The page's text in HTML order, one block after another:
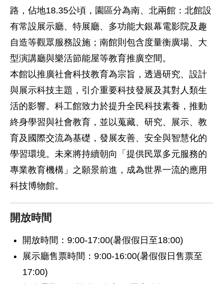
路，佔地18.35公頃，園區分為南、北兩館：北館設
有常設展示廳、特展廳、多功能大銀幕電影院及趣
自造等觀眾服務設施；南館則包含度量衡廣場、大
型演講廳與樂活節能屋等教育推廣空間。
本館以推廣社會科技教育為宗旨，透過研究、設計
與展示科技主題，引介重要科技發展及其對人類生
活的影響。科工館致力於提升全民科技素養，推動
終身學習與社會教育，並以蒐藏、研究、展示、教
育及國際交流為基礎，發展友善、安全與智慧化的
學習環境。未來將持續朝向「提供民眾多元服務的
專業教育機構」之願景前進，成為世界一流的應用
科技博物館。
開放時間
開放時間：9:00-17:00(暑假假日至18:00)
展示廳售票時間：9:00-16:00(暑假假日售票至
17:00)